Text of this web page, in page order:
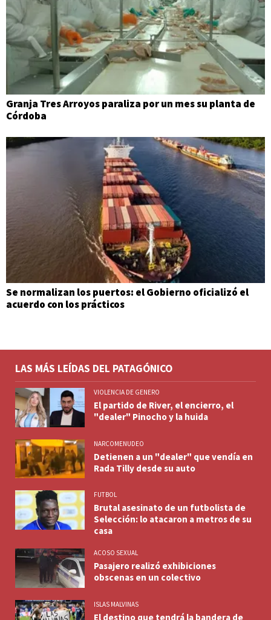
Granja Tres Arroyos paraliza por un mes su planta de
Córdoba
Se normalizan los puertos: el Gobierno oficializó el
acuerdo con los prácticos
LAS MÁS LEÍDAS DEL PATAGÓNICO
VIOLENCIA DE GENERO
El partido de River, el encierro, el
"dealer" Pinocho y la huida
NARCOMENUDEO
Detienen a un "dealer" que vendía en
Rada Tilly desde su auto
FUTBOL
Brutal asesinato de un futbolista de
Selección: lo atacaron a metros de su
casa
ACOSO SEXUAL
Pasajero realizó exhibiciones
obscenas en un colectivo
ISLAS MALVINAS
El destino que tendrá la bandera de